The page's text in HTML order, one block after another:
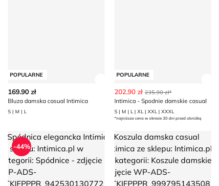
POPULARNE
169.90 zł
Bluza damska casual Intimica
S | M | L
POPULARNE
202.90 zł 235.90 zł*
Intimica - Spodnie damskie casual
S | M | L | XL | XXL | XXXL
*najniższa cena w okresie 30 dni przed obniżką
elegancka Intimica
-44%
Koszula damska casual